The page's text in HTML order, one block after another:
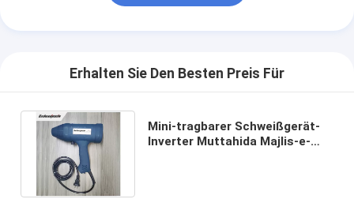
Erhalten Sie Den Besten Preis Für
Mini-tragbarer Schweißgerät-
Inverter Muttahida Majlis-e-